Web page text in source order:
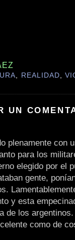
, REALIDAD,
UN
plenamente con
para los
elegido por el
gente,
y esta
de los argentinos.
como de